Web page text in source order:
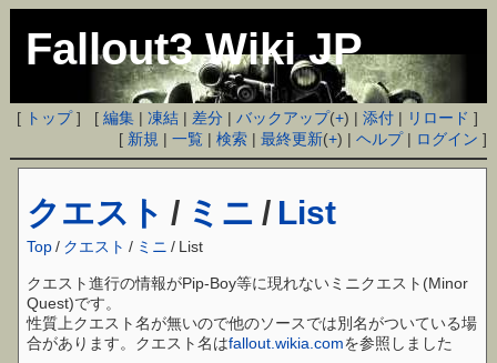
Fallout3 Wiki JP
[ トップ] [編集 |凍結 | 差分 |バックアップ(+) |添付 | リロード ]
[ 新規 |一覧 |検索 |最終更新(+) |ヘルプ| ログイン ]
クエスト / ミニ / List
Top / クエスト / ミニ / List
クエスト進行の情報がPip-Boy等に現れないミニクエスト(Minor
Quest)です。
性質上クエスト名が無いので他のソースでは別名がついている場
合があります。クエスト名はfallout.wikia.comを参照しました